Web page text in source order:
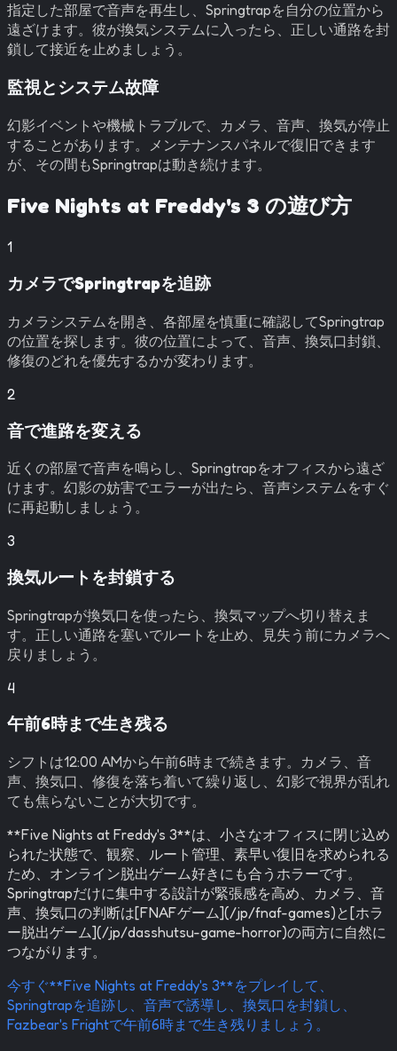
指定した部屋で音声を再生し、Springtrapを自分の位置から
遠ざけます。彼が換気システムに入ったら、正しい通路を封
鎖して接近を止めましょう。
監視とシステム故障
幻影イベントや機械トラブルで、カメラ、音声、換気が停止
することがあります。メンテナンスパネルで復旧できます
が、その間もSpringtrapは動き続けます。
Five Nights at Freddy's 3 の遊び方
1
カメラでSpringtrapを追跡
カメラシステムを開き、各部屋を慎重に確認してSpringtrap
の位置を探します。彼の位置によって、音声、換気口封鎖、
修復のどれを優先するかが変わります。
2
音で進路を変える
近くの部屋で音声を鳴らし、Springtrapをオフィスから遠ざ
けます。幻影の妨害でエラーが出たら、音声システムをすぐ
に再起動しましょう。
3
換気ルートを封鎖する
Springtrapが換気口を使ったら、換気マップへ切り替えま
す。正しい通路を塞いでルートを止め、見失う前にカメラへ
戻りましょう。
4
午前6時まで生き残る
シフトは12:00 AMから午前6時まで続きます。カメラ、音
声、換気口、修復を落ち着いて繰り返し、幻影で視界が乱れ
ても焦らないことが大切です。
**Five Nights at Freddy's 3**は、小さなオフィスに閉じ込め
られた状態で、観察、ルート管理、素早い復旧を求められる
ため、オンライン脱出ゲーム好きにも合うホラーです。
Springtrapだけに集中する設計が緊張感を高め、カメラ、音
声、換気口の判断は[FNAFゲーム](/jp/fnaf-games)と[ホラ
ー脱出ゲーム](/jp/dasshutsu-game-horror)の両方に自然に
つながります。
今すぐ**Five Nights at Freddy's 3**をプレイして、
Springtrapを追跡し、音声で誘導し、換気口を封鎖し、
Fazbear's Frightで午前6時まで生き残りましょう。